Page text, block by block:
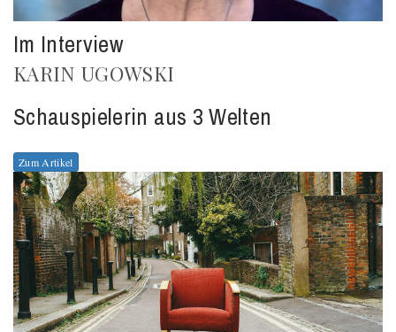
Im Interview
KARIN UGOWSKI
Schauspielerin aus 3 Welten
Zum Artikel